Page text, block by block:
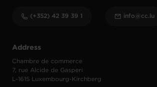
Address
Chambre de commerce
7, rue Alcide de Gasperi
L-1615 Luxembourg-Kirchberg
(+352) 42 39 39 1 info@cc.lu